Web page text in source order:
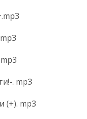
. mp3
(+). mp3